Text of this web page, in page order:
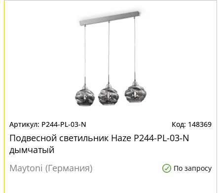
P244-PL-03-N 148369
Подвесной светильник Haze P244-PL-03-N
дымчатый
Maytoni (Германия)
По запросу